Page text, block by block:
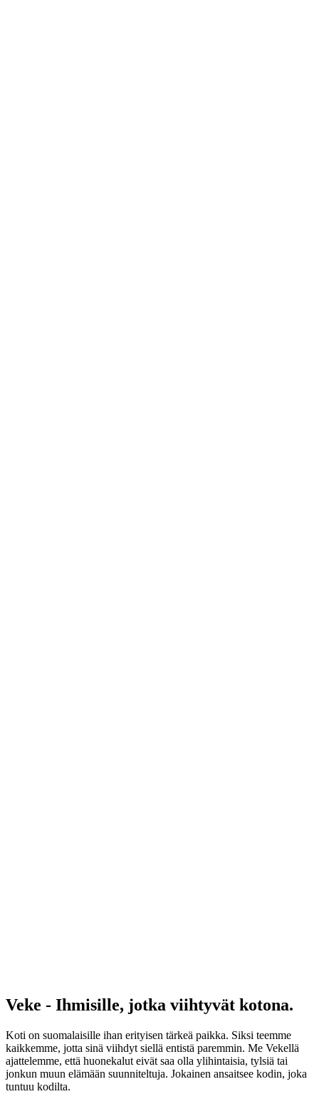
Veke - Ihmisille, jotka viihtyvät kotona.
Koti on suomalaisille ihan erityisen tärkeä paikka. Siksi teemme
kaikkemme, jotta sinä viihdyt siellä entistä paremmin. Me Vekellä
ajattelemme, että huonekalut eivät saa olla ylihintaisia, tylsiä tai
jonkun muun elämään suunniteltuja. Jokainen ansaitsee kodin, joka
tuntuu kodilta.